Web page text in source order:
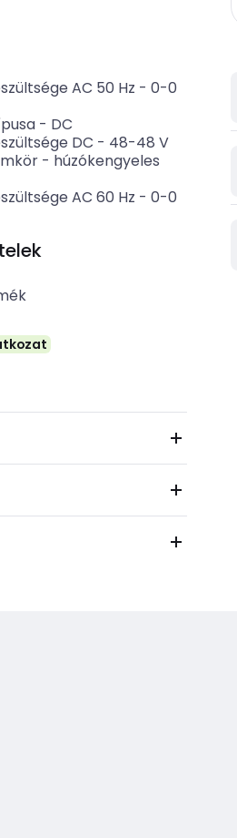
AC 50 Hz - 0-0
- DC
DC - 48-48 V
- húzókengyeles
AC 60 Hz - 0-0